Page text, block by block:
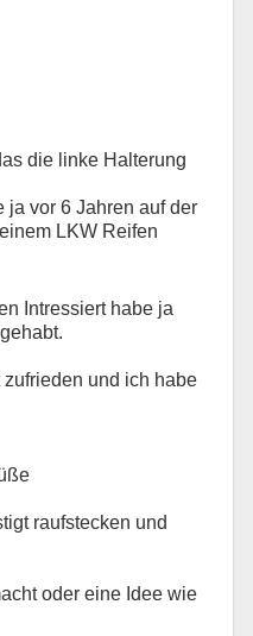
die linke Halterung
ja vor 6 Jahren auf der
LKW Reifen
Intressiert habe ja
und ich habe
raufstecken und
oder eine Idee wie